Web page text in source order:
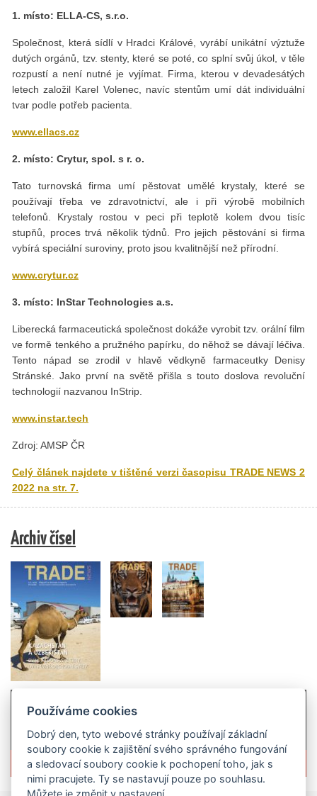
1. místo: ELLA-CS, s.r.o.
Společnost, která sídlí v Hradci Králové, vyrábí unikátní výztuže
dutých orgánů, tzv. stenty, které se poté, co splní svůj úkol, v těle
rozpustí a není nutné je vyjímat. Firma, kterou v devadesátých
letech založil Karel Volenec, navíc stentům umí dát individuální
tvar podle potřeb pacienta.
www.ellacs.cz
2. místo: Crytur, spol. s r. o.
Tato turnovská firma umí pěstovat umělé krystaly, které se
používají třeba ve zdravotnictví, ale i při výrobě mobilních
telefonů. Krystaly rostou v peci při teplotě kolem dvou tisíc
stupňů, proces trvá několik týdnů. Pro jejich pěstování si firma
vybírá speciální suroviny, proto jsou kvalitnější než přírodní.
www.crytur.cz
3. místo: InStar Technologies a.s.
Liberecká farmaceutická společnost dokáže vyrobit tzv. orální film
ve formě tenkého a pružného papírku, do něhož se dávají léčiva.
Tento nápad se zrodil v hlavě vědkyně farmaceutky Denisy
Stránské. Jako první na světě přišla s touto doslova revoluční
technologií nazvanou InStrip.
www.instar.tech
Zdroj: AMSP ČR
Celý článek najdete v tištěné verzi časopisu TRADE NEWS 2
2022 na str. 7.
Archiv čísel
Více informací o časopisu »
Používáme cookies
Dobrý den, tyto webové stránky používají základní
soubory cookie k zajištění svého správného fungování
a sledovací soubory cookie k pochopení toho, jak s
nimi pracujete. Ty se nastavují pouze po souhlasu.
Můžete je změnit v nastavení.